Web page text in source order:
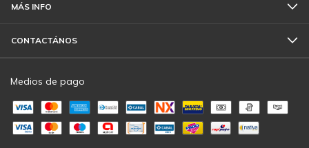
MÁS INFO
CONTACTÁNOS
Medios de pago